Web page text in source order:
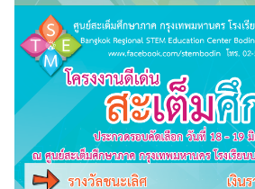
Search
for: Search